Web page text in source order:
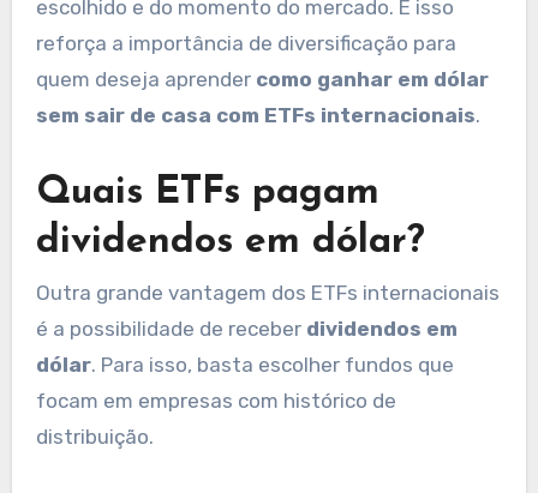
escolhido e do momento do mercado. E isso
reforça a importância de diversificação para
quem deseja aprender como ganhar em dólar
sem sair de casa com ETFs internacionais.
Quais ETFs pagam
dividendos em dólar?
Outra grande vantagem dos ETFs internacionais
é a possibilidade de receber dividendos em
dólar. Para isso, basta escolher fundos que
focam em empresas com histórico de
distribuição.